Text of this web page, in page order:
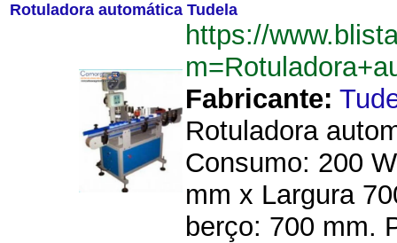
Rotuladora automática Tudela
https://
Fabricante:
Rotuladora
Consumo: 200
mm x Largura
berço: 700 mm.